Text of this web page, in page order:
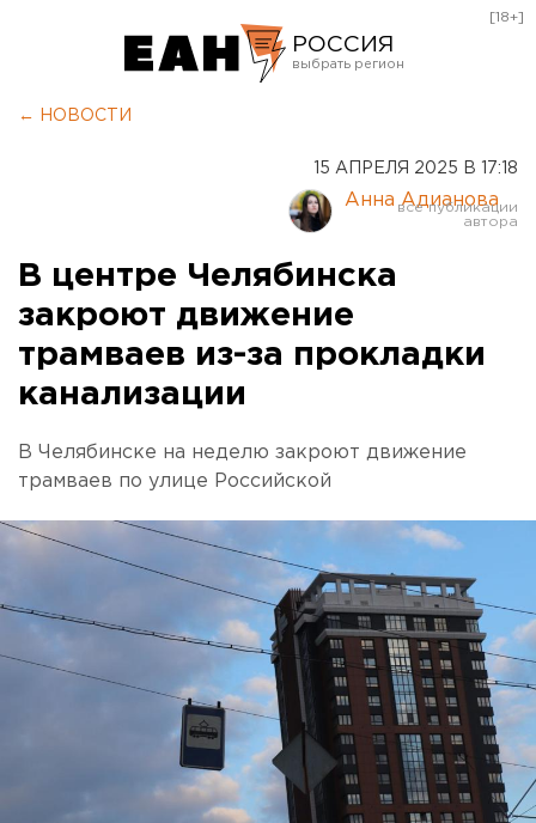
РОССИЯ
Курган
Оренбург
[18+]
← НОВОСТИ
15 АПРЕЛЯ 2025 В 17:18
Анна Адианова
В центре Челябинска
закроют движение
трамваев из-за прокладки
канализации
В Челябинске на неделю закроют движение
трамваев по улице Российской